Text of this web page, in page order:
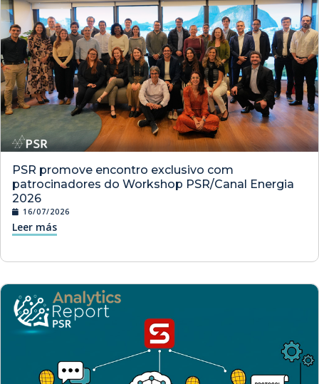
PSR promove encontro exclusivo com
patrocinadores do Workshop PSR/Canal Energia
2026
16/07/2026
Leer más